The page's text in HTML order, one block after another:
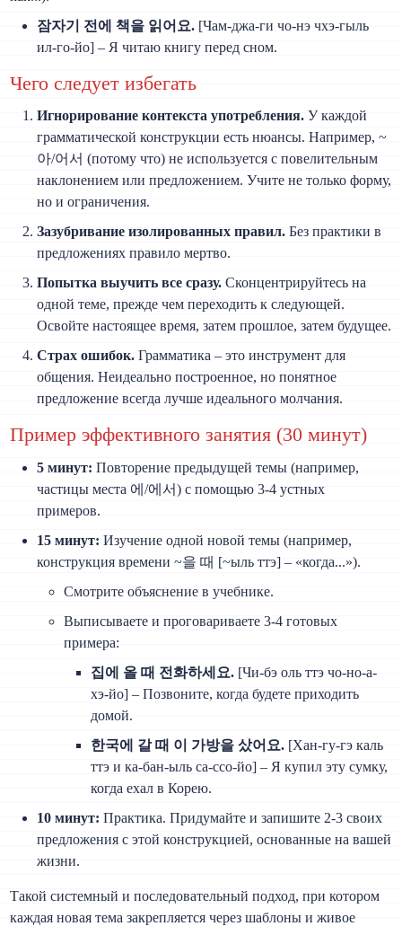
잠자기 전에 책을 읽어요. [Чам-джа-ги чо-нэ чхэ-гыль
ил-го-йо] – Я читаю книгу перед сном.
Чего следует избегать
Игнорирование контекста употребления. У каждой
грамматической конструкции есть нюансы. Например, ~
아/어서 (потому что) не используется с повелительным
наклонением или предложением. Учите не только форму,
но и ограничения.
Зазубривание изолированных правил. Без практики в
предложениях правило мертво.
Попытка выучить все сразу. Сконцентрируйтесь на
одной теме, прежде чем переходить к следующей.
Освойте настоящее время, затем прошлое, затем будущее.
Страх ошибок. Грамматика – это инструмент для
общения. Неидеально построенное, но понятное
предложение всегда лучше идеального молчания.
Пример эффективного занятия (30 минут)
5 минут: Повторение предыдущей темы (например,
частицы места 에/에서) с помощью 3-4 устных
примеров.
15 минут: Изучение одной новой темы (например,
конструкция времени ~을 때 [~ыль ттэ] – «когда...»).
Смотрите объяснение в учебнике.
Выписываете и проговариваете 3-4 готовых
примера:
집에 올 때 전화하세요. [Чи-бэ оль ттэ чо-но-а-
хэ-йо] – Позвоните, когда будете приходить
домой.
한국에 갈 때 이 가방을 샀어요. [Хан-гу-гэ каль
ттэ и ка-бан-ыль са-ссо-йо] – Я купил эту сумку,
когда ехал в Корею.
10 минут: Практика. Придумайте и запишите 2-3 своих
предложения с этой конструкцией, основанные на вашей
жизни.
Такой системный и последовательный подход, при котором
каждая новая тема закрепляется через шаблоны и живое